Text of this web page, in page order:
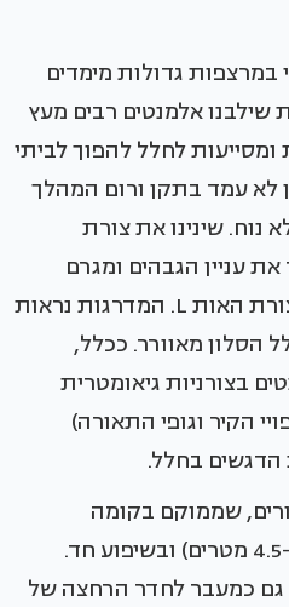
במרצפות גדולות מימדים
שילבנו אלמנטים רבים מעץ
לחלל להפוך לביתי
לא עמד בתקן ורום המהלך
נוח. שינינו את צורת
עניין הגבהים ומגרם
בשיפוע חד עברנו לגרם בצורת האות L. המדרגות נראות
הסלון מאוורר. ככלל,
בצורניות גיאומטרית
הקיר וגופי התאורה)
הדגשים בחלל.
שממוקם בקומה
השנייה, גבוהה במיוחד (כ-4.5 מטרים) ובשיפוע חד.
גם כמעבר לחדר הרחצה של